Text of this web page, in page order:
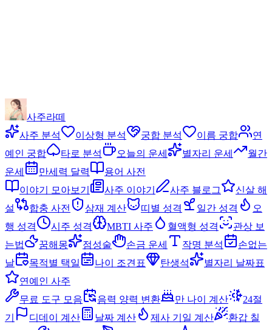
사주라떼
사주 분석
이상형 분석 궁합 분석 이름 궁합
연
예인 궁합
타로 분석 오늘의 운세 별자리 운세
월간
운세
만세력 달력
용어 사전
이야기 모아보기
사주 이야기 사주 블로그
신살 해
설
합충 사전 삼재 계산 띠별 성격 일간 성격
오
행 성격
시주 성격 MBTI 사주 혈액형 성격
관상 보
는법
꿈해몽 점성술 손금 운세 작명 분석
손없는
날
목적별 택일 나이 조견표 탄생석
별자리 날짜표
연예인 사주
무료 도구 모음
음력 양력 변환 만 나이 계산
24절
기
디데이 계산 날짜 계산 제사 기일 계산
환갑 칠